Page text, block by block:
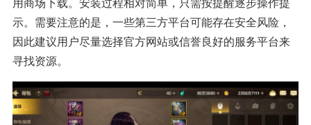
示。需要注意的是，一些第三方平台可能存在安全风险，
因此建议用户尽量选择官方网站或信誉良好的服务平台来
寻找资源。